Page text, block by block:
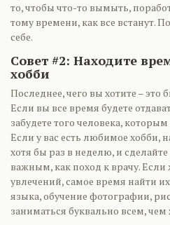
то, чтобы что-то вымыть,
тому времени, как все встанут.
себе.
Совет #2: Находите
хобби
Последнее, чего вы хотите –
Если вы все время будете
забудете того человека,
Если у вас есть любимое хобби,
хотя бы раз в неделю, и
важным, как поход к врачу. Если
увлечений, самое время найти
языка, обучение фотографии,
заниматься буквально всем, чем